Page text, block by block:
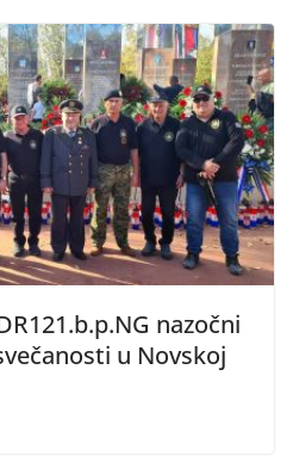
nazočni
u Novskoj